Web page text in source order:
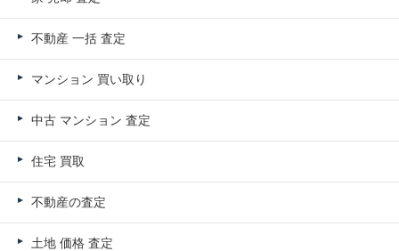
不動産 一括 査定
マンション 買い取り
中古 マンション 査定
住宅 買取
不動産の査定
土地 価格 査定